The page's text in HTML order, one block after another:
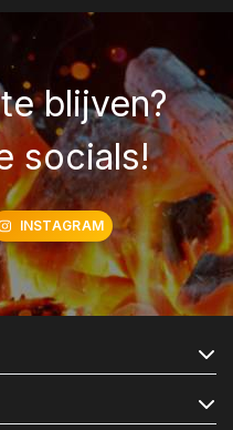
blijven?
socials!
INSTAGRAM